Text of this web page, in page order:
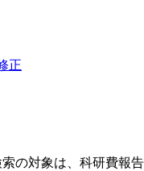
正
の対象は、科研費報告